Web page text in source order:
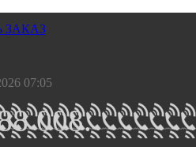
ЗАКАЗ
07:05
008.